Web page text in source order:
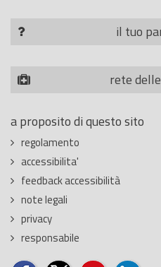
il tuo
rete
a proposito di questo sito
regolamento
accessibilita'
feedback accessibilità
note legali
privacy
responsabile